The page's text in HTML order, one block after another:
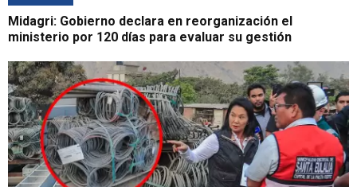
Midagri: Gobierno declara en reorganización el
ministerio por 120 días para evaluar su gestión